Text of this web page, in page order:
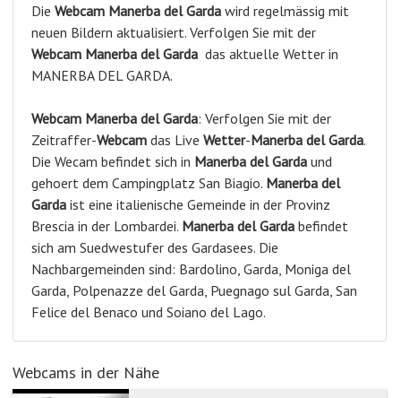
Die Webcam Manerba del Garda wird regelmässig mit
neuen Bildern aktualisiert. Verfolgen Sie mit der
Webcam Manerba del Garda das aktuelle Wetter in
MANERBA DEL GARDA.
Webcam Manerba del Garda: Verfolgen Sie mit der
Zeitraffer-Webcam das Live Wetter-Manerba del Garda.
Die Wecam befindet sich in Manerba del Garda und
gehoert dem Campingplatz San Biagio. Manerba del
Garda ist eine italienische Gemeinde in der Provinz
Brescia in der Lombardei. Manerba del Garda befindet
sich am Suedwestufer des Gardasees. Die
Nachbargemeinden sind: Bardolino, Garda, Moniga del
Garda, Polpenazze del Garda, Puegnago sul Garda, San
Felice del Benaco und Soiano del Lago.
Webcams in der Nähe